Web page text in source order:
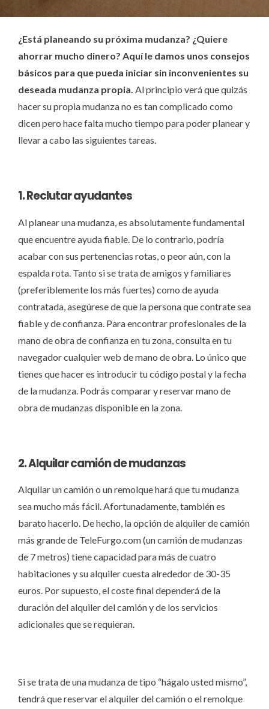
MUDANZAS NACIONALES
GUARDAMUEBLES
¿Está planeando su próxima mudanza? ¿Quiere
ahorrar mucho dinero? Aquí le damos unos consejos
básicos para que pueda iniciar sin inconvenientes su
deseada mudanza propia. Al principio verá que quizás
hacer su propia mudanza no es tan complicado como
dicen pero hace falta mucho tiempo para poder planear y
llevar a cabo las siguientes tareas.
1. Reclutar ayudantes
Al planear una mudanza, es absolutamente fundamental
que encuentre ayuda fiable. De lo contrario, podría
acabar con sus pertenencias rotas, o peor aún, con la
espalda rota. Tanto si se trata de amigos y familiares
(preferiblemente los más fuertes) como de ayuda
contratada, asegúrese de que la persona que contrate sea
fiable y de confianza. Para encontrar profesionales de la
mano de obra de confianza en tu zona, consulta en tu
navegador cualquier web de mano de obra. Lo único que
tienes que hacer es introducir tu código postal y la fecha
de la mudanza. Podrás comparar y reservar mano de
obra de mudanzas disponible en la zona.
2. Alquilar camión de mudanzas
Alquilar un camión o un remolque hará que tu mudanza
sea mucho más fácil. Afortunadamente, también es
barato hacerlo. De hecho, la opción de alquiler de camión
más grande de TeleFurgo.com (un camión de mudanzas
de 7 metros) tiene capacidad para más de cuatro
habitaciones y su alquiler cuesta alrededor de 30-35
euros. Por supuesto, el coste final dependerá de la
duración del alquiler del camión y de los servicios
adicionales que se requieran.
Si se trata de una mudanza de tipo “hágalo usted mismo”,
tendrá que reservar el alquiler del camión o el remolque